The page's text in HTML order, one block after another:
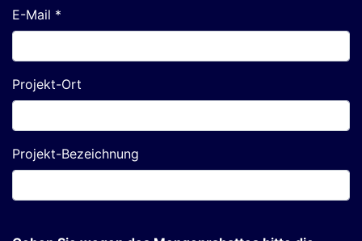
E-Mail *
Projekt-Ort
Projekt-Bezeichnung